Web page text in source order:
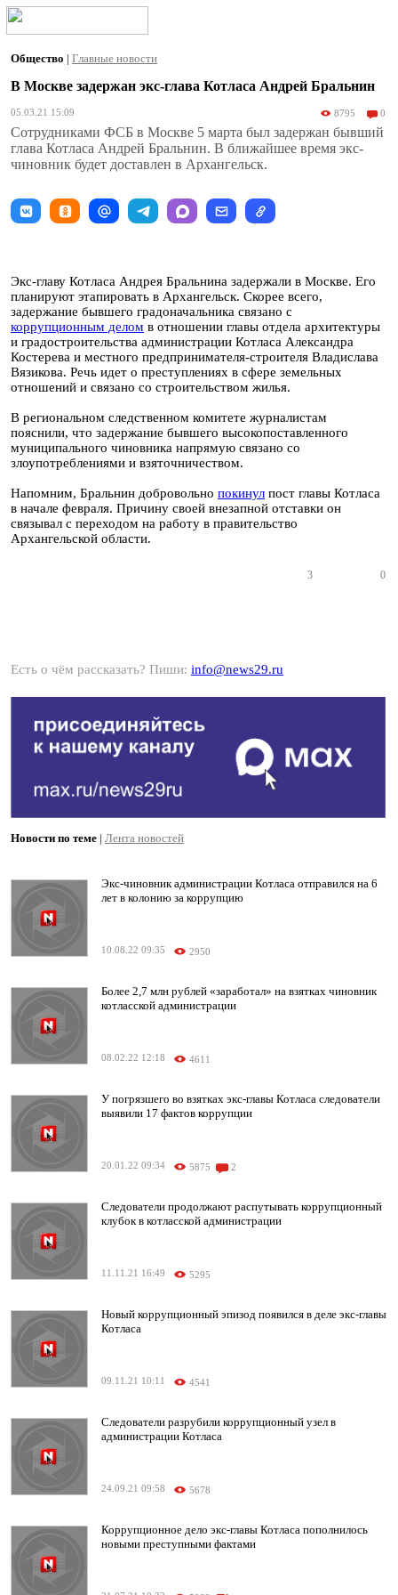
Общество | Главные новости
В Москве задержан экс-глава Котласа Андрей Бральнин
05.03.21 15:09 8795 0
Сотрудниками ФСБ в Москве 5 марта был задержан бывший
глава Котласа Андрей Бральнин. В ближайшее время экс-
чиновник будет доставлен в Архангельск.
Экс-главу Котласа Андрея Бральнина задержали в Москве. Его
планируют этапировать в Архангельск. Скорее всего,
задержание бывшего градоначальника связано с
коррупционным делом в отношении главы отдела архитектуры
и градостроительства администрации Котласа Александра
Костерева и местного предпринимателя-строителя Владислава
Вязикова. Речь идет о преступлениях в сфере земельных
отношений и связано со строительством жилья.
В региональном следственном комитете журналистам
пояснили, что задержание бывшего высокопоставленного
муниципального чиновника напрямую связано со
злоупотреблениями и взяточничеством.
Напомним, Бральнин добровольно покинул пост главы Котласа
в начале февраля. Причину своей внезапной отставки он
связывал с переходом на работу в правительство
Архангельской области.
3 0
Есть о чём рассказать? Пиши: info@news29.ru
Новости по теме | Лента новостей
Экс-чиновник администрации Котласа отправился на 6
лет в колонию за коррупцию
10.08.22 09:35 2950
Более 2,7 млн рублей «заработал» на взятках чиновник
котласской администрации
08.02.22 12:18 4611
У погрязшего во взятках экс-главы Котласа следователи
выявили 17 фактов коррупции
20.01.22 09:34 5875 2
Следователи продолжают распутывать коррупционный
клубок в котласской администрации
11.11.21 16:49 5295
Новый коррупционный эпизод появился в деле экс-главы
Котласа
09.11.21 10:11 4541
Следователи разрубили коррупционный узел в
администрации Котласа
24.09.21 09:58 5678
Коррупционное дело экс-главы Котласа пополнилось
новыми преступными фактами